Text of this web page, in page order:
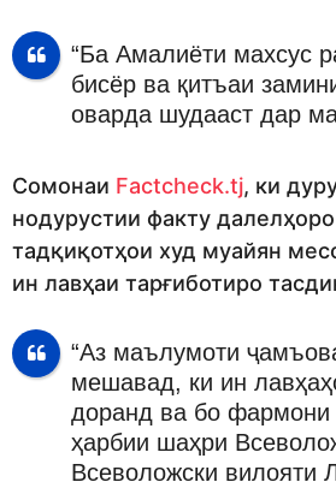
“Ба Амалиёти махсус
бисёр ва қитъаи
оварда шудааст дар
Сомонаи Factcheck.tj, ки
нодурустии факту
тадқиқотҳои худ муайян
ин лавҳаи тарғиботиро
“Аз маълумоти
мешавад, ки ин
доранд ва бо фармони
ҳарбии шаҳри
Всеволожски вилояти